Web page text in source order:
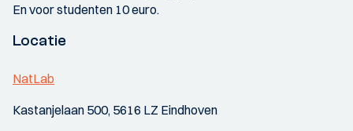
En voor studenten 10 euro.
Locatie
NatLab
Kastanjelaan 500, 5616 LZ Eindhoven